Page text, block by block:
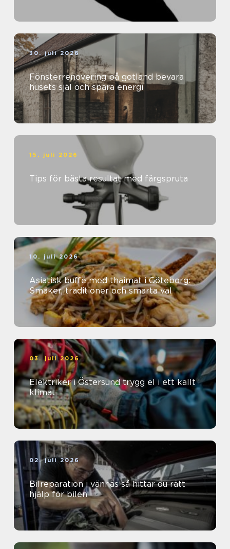
30. juli 2026
Fönsterrenovering på gotland bevara
husets själ och spara energi
15. juli 2026
Tips för bästa resultat med färgspruta
10. juli 2026
Asiatisk buffé med thaimat i Göteborg:
Smaker, traditioner och smarta val
03. juli 2026
Elektriker i Östersund trygg el i ett kallt
klimat
02. juli 2026
Bilreparation i vännäs så hittar du rätt
hjälp för bilen